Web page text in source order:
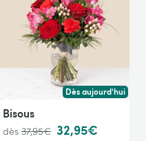
(pour toute commande passée
Dès aujourd'hui
Livraison dès
Bisous
dès 37,95€ 32,95€